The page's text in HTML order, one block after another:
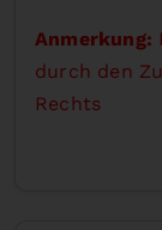
Anmerkung:
durch den
Rechts